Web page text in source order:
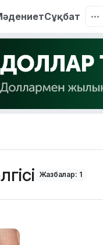
Сұқбат
Жазбалар: 1